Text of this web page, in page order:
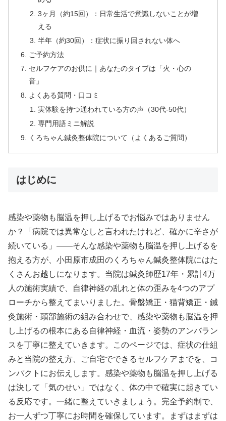
3ヶ月（約15回）：日常生活で意識しないことが増
える
半年（約30回）：症状に振り回されない体へ
ご予約方法
セルフケアのお供に｜あなたのタイプは「火・心の
音」
よくある質問・口コミ
実体験を持つ通われている方の声（30代-50代）
専門用語ミニ解説
くろちゃん鍼灸整体院について（よくあるご質問）
はじめに
感染や薬物も脳温を押し上げるでお悩みではありません
か？「病院では異常なしと言われたけれど、確かに辛さが
続いている」——そんな感染や薬物も脳温を押し上げるを
抱える方が、小田原市成田のくろちゃん鍼灸整体院にはた
くさんお越しになります。当院は鍼灸師歴17年・累計4万
人の施術実績で、自律神経の乱れと体の歪みを4つのアプ
ローチから整えてまいりました。骨盤矯正・猫背矯正・鍼
灸施術・頭部施術の組み合わせで、感染や薬物も脳温を押
し上げるの根本にある自律神経・血流・姿勢のアンバラン
スを丁寧に整えていきます。このページでは、症状の仕組
みと当院の整え方、ご自宅でできるセルフケアまでを、コ
ンパクトにお伝えします。感染や薬物も脳温を押し上げる
は決して「気のせい」ではなく、体の中で確実に起きてい
る反応です。一緒に整えていきましょう。完全予約制で、
お一人ずつ丁寧にお時間を確保しています。まずはまずは